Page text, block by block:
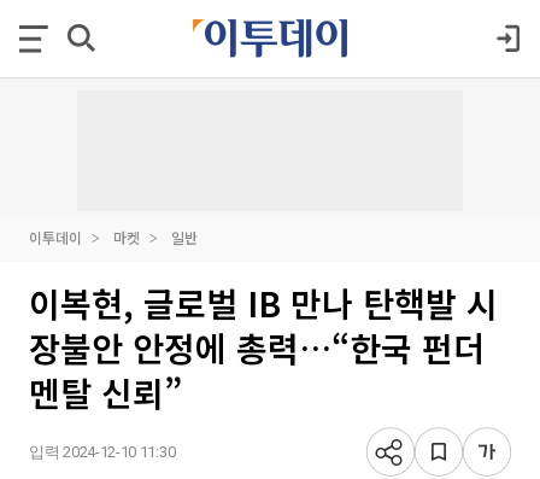
이투데이 마켓 일반
이복현, 글로벌 IB 만나 탄핵발 시
장불안 안정에 총력…“한국 펀더
멘탈 신뢰”
입력 2024-12-10 11:30